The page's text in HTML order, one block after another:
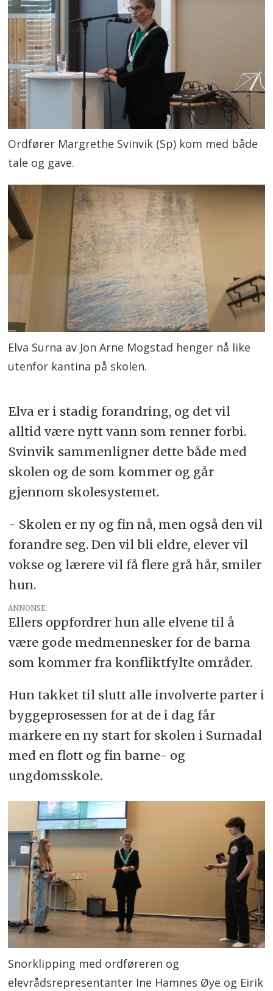
Ordfører Margrethe Svinvik (Sp) kom med både
tale og gave.
Elva Surna av Jon Arne Mogstad henger nå like
utenfor kantina på skolen.
Elva er i stadig forandring, og det vil
alltid være nytt vann som renner forbi.
Svinvik sammenligner dette både med
skolen og de som kommer og går
gjennom skolesystemet.
- Skolen er ny og fin nå, men også den vil
forandre seg. Den vil bli eldre, elever vil
vokse og lærere vil få flere grå hår, smiler
hun.
ANNONSE
Ellers oppfordrer hun alle elvene til å
være gode medmennesker for de barna
som kommer fra konfliktfylte områder.
Hun takket til slutt alle involverte parter i
byggeprosessen for at de i dag får
markere en ny start for skolen i Surnadal
med en flott og fin barne- og
ungdomsskole.
Snorklipping med ordføreren og
elevrådsrepresentanter Ine Hamnes Øye og Eirik